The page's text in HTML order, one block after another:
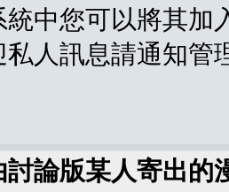
中您可以將其加
私人訊息請通知管
論版某人寄出的